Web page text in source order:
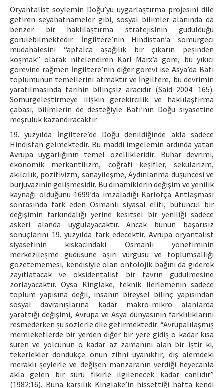
Oryantalist söylemin Doğu’yu uygarlaştırma projesini dile
getiren seyahatnameler gibi, sosyal bilimler alanında da
benzer bir haklılaştırma stratejisinin güdüldüğü
görülebilmektedir. İngiltere’nin Hindistan’a sömürgeci
müdahalesini “aptalca aşağılık bir çıkarın peşinden
koşmak” olarak nitelendiren Karl Marx’a göre, bu yıkıcı
görevine rağmen İngiltere’nin diğer görevi ise Asya’da Batı
toplumunun temellerini atmaktır ve İngiltere, bu devrimin
yaratılmasında tarihin bilinçsiz aracıdır (Said 2004: 165).
Sömürgeleştirmeye ilişkin gerekircilik ve haklılaştırma
çabası, bilimlerin de desteğiyle Batı’nın Doğu siyasetine
meşruluk kazandıracaktır.
19. yüzyılda İngiltere’de Doğu denildiğinde akla sadece
Hindistan gelmektedir. Bu maddi imgelemin ardında yatan
Avrupa uygarlığının temel özellikleridir: Buhar devrimi,
ekonomik merkantilizm, coğrafi keşifler, sekülarizm,
akılcılık, pozitivizm, sanayileşme, Aydınlanma düşüncesi ve
burjuvazinin gelişmesidir. Bu dinamiklerin değişim ve yenilik
kaynağı olduğunu 1699’da imzaladığı Karlofça Antlaşması
sonrasında fark eden Osmanlı siyasal eliti, bütüncül bir
değişimin farkındalığı yerine kesitsel bir yeniliği sadece
askeri alanda uygulayacaktır. Ancak bunun başarısız
sonuçlarını 19. yüzyılda fark edecektir. Avrupa oryantalist
siyasetinin kıskacındaki Osmanlı yönetiminin
merkezileşme güdüsüne aşırı vurgusu ve toplumsallığı
gözetememesi, kendisiyle olan ontolojik bağını da giderek
zayıflatacak ve oksidentalist bir tavrın güdülmesine
zorlayacaktır. Oysa Kinglake, teknik ilerlemenin sadece
toplum yapısına değil, insanın bireysel bilinç yapısından
sosyal davranışlarına kadar makro-mikro alanlarda
yarattığı değişimi, Avrupa ve Asya dünyasının farklılıklarını
resmederken şu sözlerle dile getirmektedir: “Avrupalılaşmış
memleketlerde bir yerden diğer bir yere gidiş o kadar kısa
süren ve yolcunun o kadar az zamanını alan bir iştir ki,
tekerlekler döndükçe onun zihni uyanıktır, dış alemdeki
meraklı şeylerle ve değişen manzaranın verdiği heyecanla
akla gelen bir sürü fikirle ilgilenecek kadar canlıdır”
(1982:16). Buna karşılık Kinglake’in hissettiği hatta kendi